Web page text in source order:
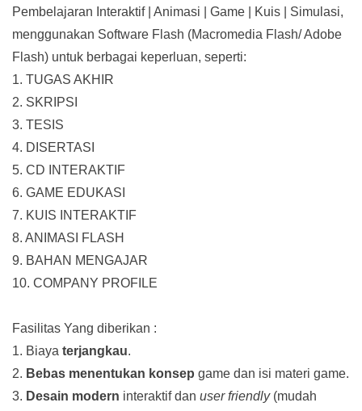
Pembelajaran Interaktif| Animasi | Game | Kuis | Simulasi,
menggunakan Software Flash (Macromedia Flash/ Adobe
Flash) untuk berbagai keperluan, seperti:
1. TUGAS AKHIR
2. SKRIPSI
3. TESIS
4. DISERTASI
5. CD INTERAKTIF
6. GAME EDUKASI
7. KUIS INTERAKTIF
8. ANIMASI FLASH
9. BAHAN MENGAJAR
10. COMPANY PROFILE
Fasilitas Yang diberikan :
1. Biaya terjangkau.
2. Bebas menentukan konsep game dan isi materi game.
3. Desain modern interaktif dan user friendly(mudah